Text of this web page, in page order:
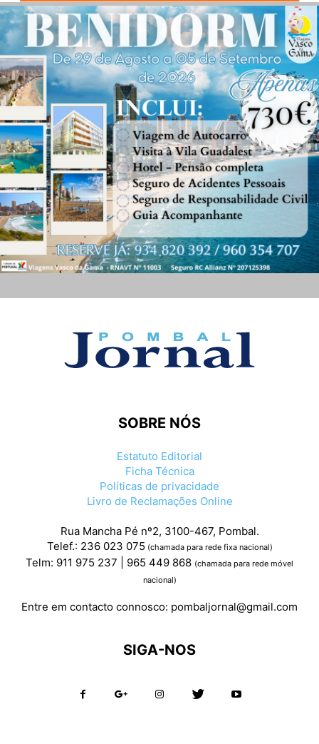
SOBRE NÓS
Estatuto Editorial
Ficha Técnica
Políticas de privacidade
Livro de Reclamações Online
Rua Mancha Pé nº2, 3100-467, Pombal.
Telef.: 236 023 075 (chamada para rede fixa nacional)
Telm: 911 975 237 | 965 449 868 (chamada para rede móvel
nacional)
Entre em contacto connosco: pombaljornal@gmail.com
SIGA-NOS